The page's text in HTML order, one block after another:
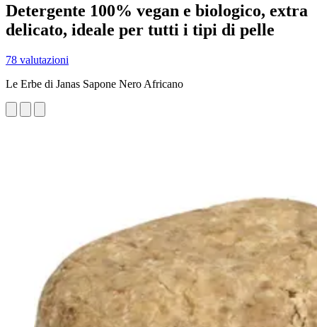
Detergente 100% vegan e biologico, extra
delicato, ideale per tutti i tipi di pelle
78 valutazioni
Le Erbe di Janas Sapone Nero Africano